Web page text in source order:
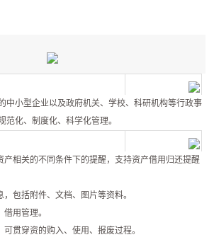
中小型企业以及政府机关、学校、科研机构等行政事
范化、制度化、科学化管理。
产相关的不同条件下的提醒，支持资产借用归还提醒
包括附件、文档、图片等资料。
用管理。
贯穿资的购入、使用、报废过程。